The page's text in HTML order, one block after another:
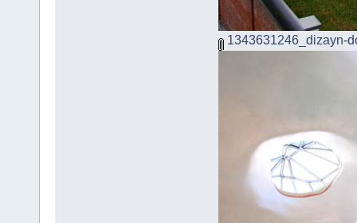
1343631246_dizayn-